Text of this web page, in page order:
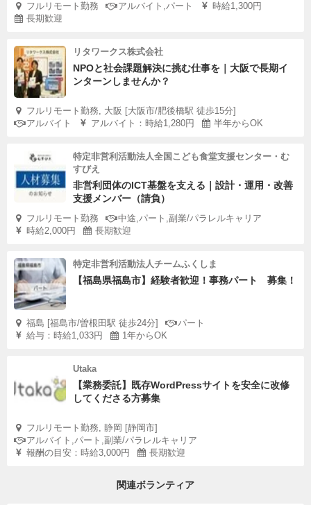
フルリモート勤務 アルバイト,パート
時給1,300円
長期歓迎
リタワークス株式会社
NPOと社会課題解決に挑む仕事を｜大阪で長期イ
ンターンしませんか？
フルリモート勤務, 大阪 [大阪市/肥後橋駅 徒歩15分]
アルバイト
アルバイト：時給1,280円 半年からOK
特定非営利活動法人全国こども食堂支援センター・む
すびえ
非営利団体のICT基盤を支える｜設計・運用・改善
支援メンバー（請負）
フルリモート勤務
中途,パート,副業/パラレルキャリア
時給2,000円
長期歓迎
特定非営利活動法人チームふくしま
【福島県福島市】経験者歓迎！事務パート 募集！
福島 [福島市/曽根田駅 徒歩24分]
パート
給与：時給1,033円
1年からOK
Utaka
【業務委託】既存WordPressサイトを安全に改修
してくださる方募集
フルリモート勤務, 静岡 [静岡市]
アルバイト,パート,副業/パラレルキャリア
報酬の目安：時給3,000円
長期歓迎
関連ボランティア